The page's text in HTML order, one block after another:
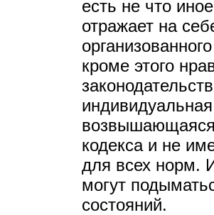
есть не что
отражает на
кроме этого
кодекса и не
для всех норм.
могут
состояний.